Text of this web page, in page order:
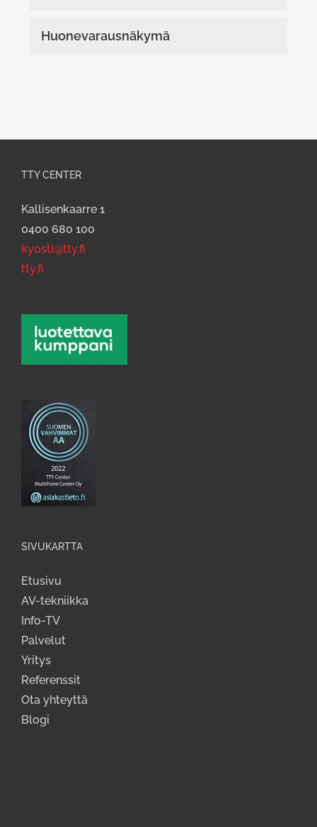
Huonevarausnäkymä
TTY CENTER
Kallisenkaarre 1
0400 680 100
kyosti@tty.fi
tty.fi
SIVUKARTTA
Etusivu
AV-tekniikka
Info-TV
Palvelut
Yritys
Referenssit
Ota yhteyttä
Blogi